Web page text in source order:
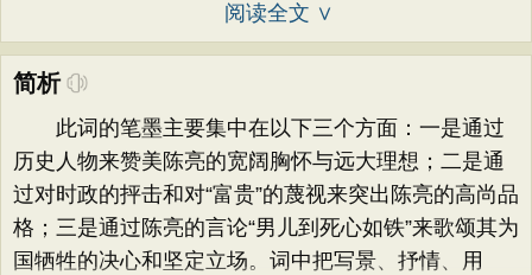
阅读全文 ∨
简析
此词的笔墨主要集中在以下三个方面：一是通过
历史人物来赞美陈亮的宽阔胸怀与远大理想；二是通
过对时政的抨击和对“富贵”的蔑视来突出陈亮的高尚品
格；三是通过陈亮的言论“男儿到死心如铁”来歌颂其为
国牺牲的决心和坚定立场。词中把写景、抒情、用